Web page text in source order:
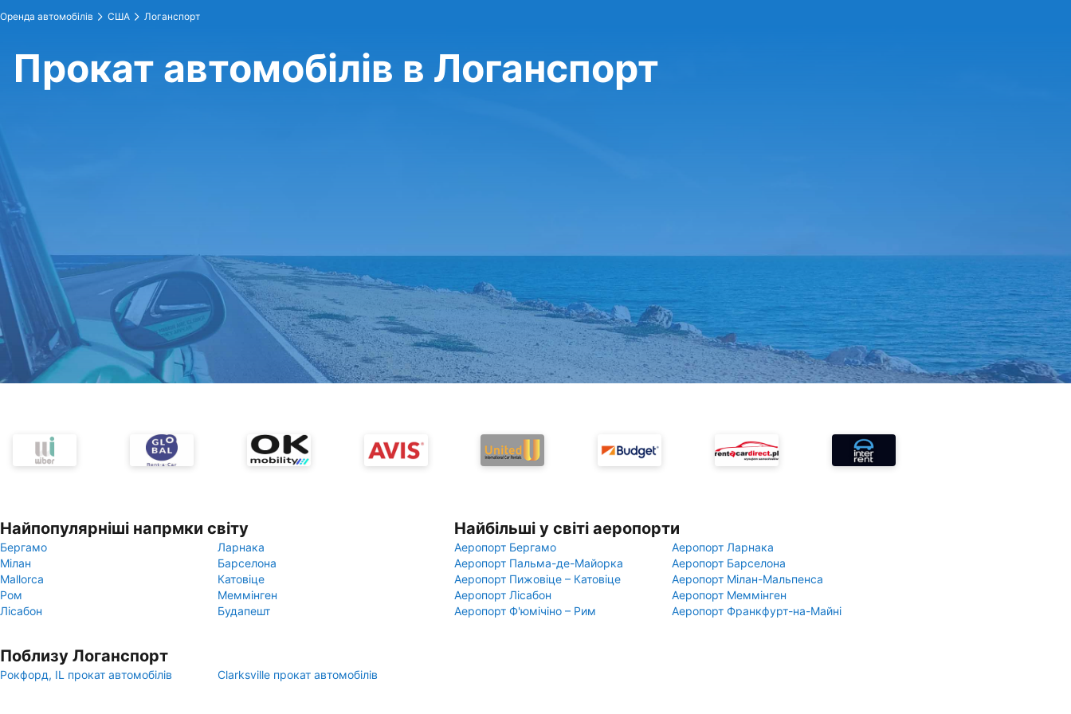
Оренда автомобілів США Логанспорт
Прокат автомобілів в Логанспорт
Найпопулярніші напрмки світу
Бергамо
Ларнака
Мілан
Барселона
Mallorca
Катовіце
Ром
Меммінген
Лісабон
Будапешт
Найбільші у світі аеропорти
Аеропорт Бергамо
Аеропорт Ларнака
Аеропорт Пальма-де-Майорка
Аеропорт Барселона
Аеропорт Пижовіце – Катовіце
Аеропорт Мілан-Мальпенса
Аеропорт Лісабон
Аеропорт Меммінген
Аеропорт Ф'юмічіно – Рим
Аеропорт Франкфурт-на-Майні
Поблизу Логанспорт
Рокфорд, IL прокат автомобілів Clarksville прокат автомобілів